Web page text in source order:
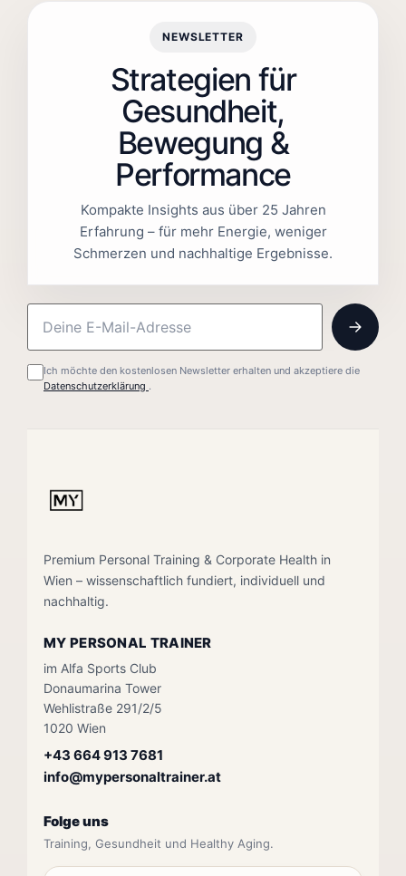
NEWSLETTER
Strategien für
Gesundheit,
Bewegung &
Performance
Kompakte Insights aus über 25 Jahren
Erfahrung – für mehr Energie, weniger
Schmerzen und nachhaltige Ergebnisse.
Ich möchte den kostenlosen Newsletter erhalten und akzeptiere die
Datenschutzerklärung .
Premium Personal Training & Corporate Health in
Wien – wissenschaftlich fundiert, individuell und
nachhaltig.
MY PERSONAL TRAINER
im Alfa Sports Club
Donaumarina Tower
Wehlistraße 291/2/5
1020 Wien
+43 664 913 7681
info@mypersonaltrainer.at
Folge uns
Training, Gesundheit und Healthy Aging.